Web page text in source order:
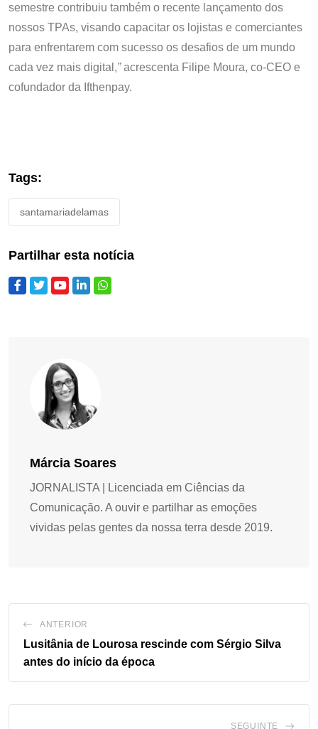
semestre contribuiu também o recente lançamento dos
nossos TPAs, visando capacitar os lojistas e comerciantes
para enfrentarem com sucesso os desafios de um mundo
cada vez mais digital,”acrescenta Filipe Moura, co-CEO e
cofundador da Ifthenpay.
Tags:
santamariadelamas
Partilhar esta notícia
Márcia Soares
JORNALISTA | Licenciada em Ciências da
Comunicação. A ouvir e partilhar as emoções
vividas pelas gentes da nossa terra desde 2019.
ANTERIOR
Lusitânia de Lourosa rescinde com Sérgio Silva
antes do início da época
SEGUINTE